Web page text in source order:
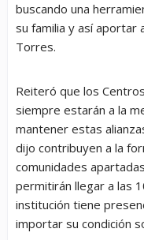
buscando una
su familia y así aportar
Torres.
Reiteró que los
siempre estarán a la
mantener estas
dijo contribuyen a la
comunidades
permitirán llegar a las
institución tiene
importar su condición